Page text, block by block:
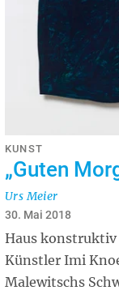
KUNST
„Guten
Urs Meier
30. Mai 2018
Haus
Künstler Imi
Malewitschs